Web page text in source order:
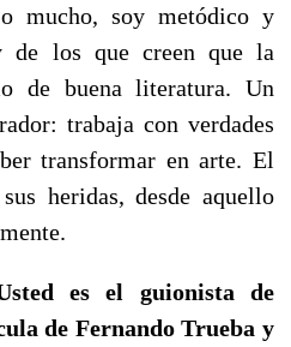
mucho, soy metódico y
de los que creen que la
de buena literatura. Un
trabaja con verdades
transformar en arte. El
heridas, desde aquello
es el guionista de
de Fernando Trueba y